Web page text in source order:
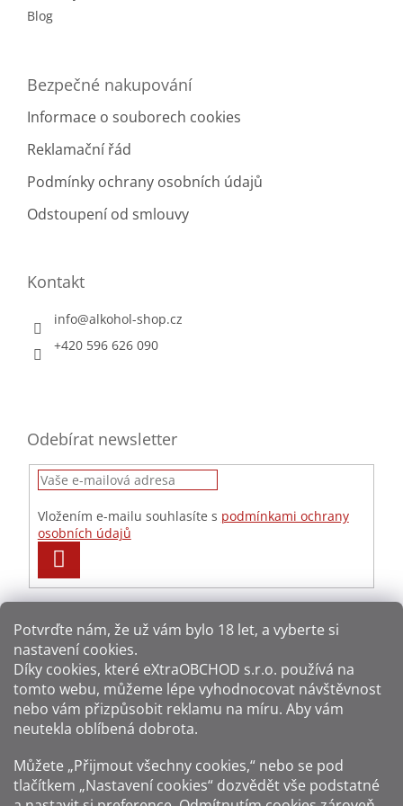
Potvrďte nám​​, že už vám bylo 18 let, a vyberte si
nastavení cookies.
Díky cookies, které eXtraOBCHOD s.r.o. používá na
tomto webu, můžeme lépe vyhodnocovat návštěvnost
nebo vám přizpůsobit reklamu na míru. Aby vám
neutekla oblíbená dobrota.
Můžete „Přijmout všechny cookies,“ nebo se pod
tlačítkem „Nastavení cookies“ dozvědět vše podstatné
Blog
Bezpečné nakupování
Informace o souborech cookies
Reklamační řád
Podmínky ochrany osobních údajů
Odstoupení od smlouvy
Kontakt
info@alkohol-shop.cz
+420 596 626 090
Odebírat newsletter
Vložením e-mailu souhlasíte s podmínkami ochrany
osobních údajů
SE
Způsoby dopravy: